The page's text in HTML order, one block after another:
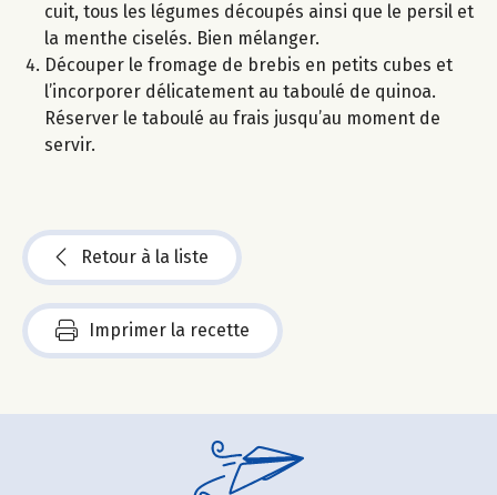
cuit, tous les légumes découpés ainsi que le persil et
la menthe ciselés. Bien mélanger.
Découper le fromage de brebis en petits cubes et
l’incorporer délicatement au taboulé de quinoa.
Réserver le taboulé au frais jusqu’au moment de
servir.
Retour à la liste
Imprimer la recette